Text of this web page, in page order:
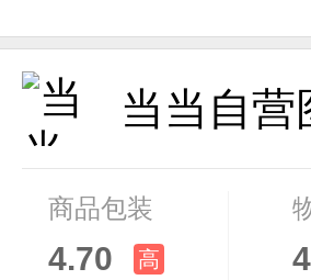
当当自营
商品包装
4.70 高